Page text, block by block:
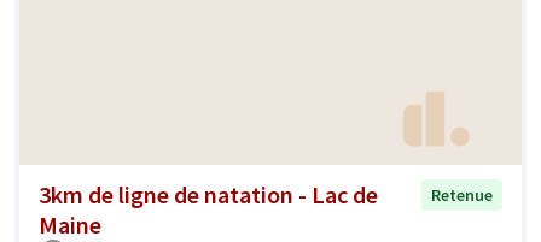
3km de ligne de natation - Lac de
Maine
Retenue